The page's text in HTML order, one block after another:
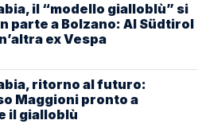
il “modello gialloblù” si
parte a Bolzano: Al Südtirol
ex Vespa
ritorno al futuro:
Maggioni pronto a
il gialloblù